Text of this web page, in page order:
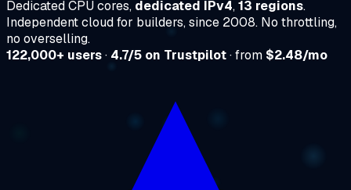
Dedicated CPU cores, dedicated IPv4,13 regions.
Independent cloud for builders, since 2008. No throttling,
no overselling.
122,000+ users· 4.7/5 on Trustpilot· from $2.48/mo